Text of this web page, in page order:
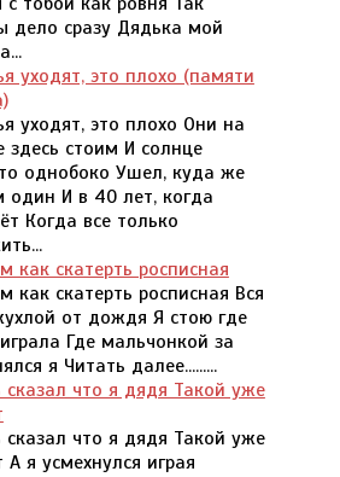
дело сразу Дядька мой
уходят, это плохо (памяти
уходят, это плохо Они на
стоим И солнце
однобоко Ушел, куда же
один И в 40 лет, когда
Когда все только
как скатерть росписная
как скатерть росписная Вся
от дождя Я стою где
Где мальчонкой за
я Читать далее.........
что я дядя Такой уже
что я дядя Такой уже
А я усмехнулся играя